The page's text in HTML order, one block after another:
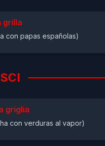
grilla
con papas españolas)
griglia
con verduras al vapor)